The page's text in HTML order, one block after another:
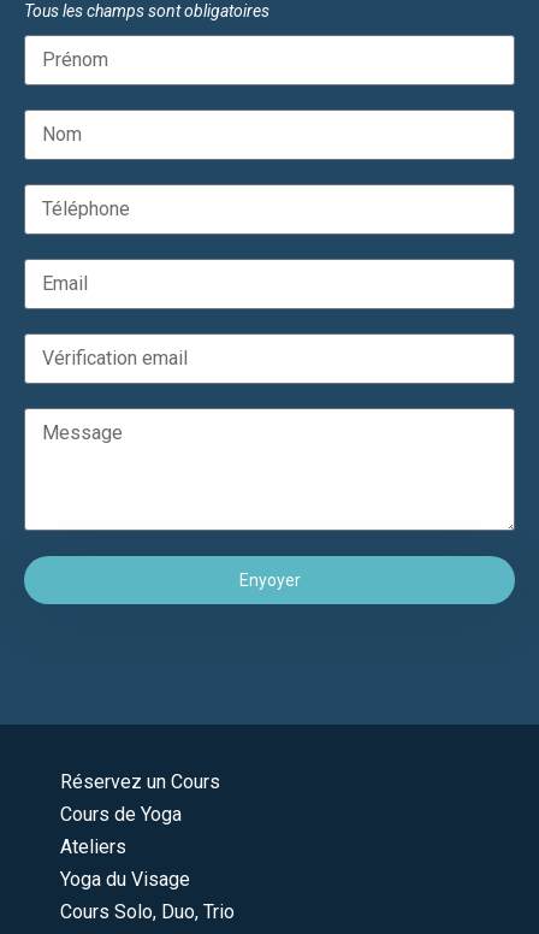
Tous les champs sont obligatoires
Enyoyer
Réservez un Cours
Cours de Yoga
Ateliers
Yoga du Visage
Cours Solo, Duo, Trio